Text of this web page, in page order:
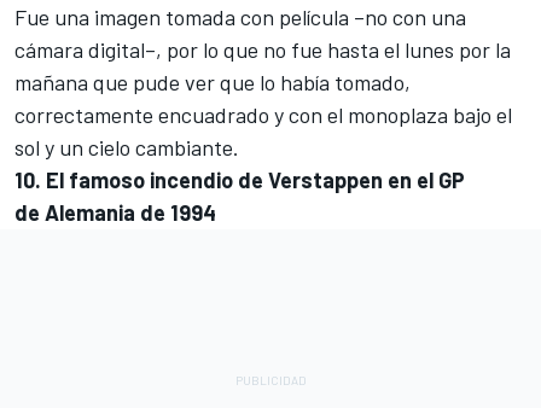
Fue una imagen tomada con película –no con una
cámara digital–, por lo que no fue hasta el lunes por la
mañana que pude ver que lo había tomado,
correctamente encuadrado y con el monoplaza bajo el
sol y un cielo cambiante.
10. El famoso incendio de Verstappen en el GP
de Alemania de 1994